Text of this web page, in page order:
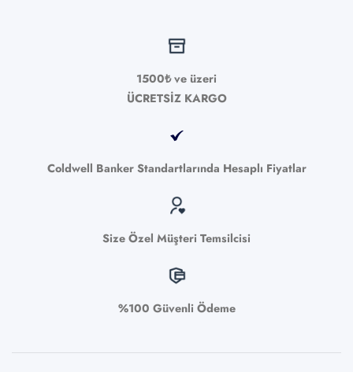
1500₺ ve üzeri
ÜCRETSİZ KARGO
Coldwell Banker Standartlarında Hesaplı Fiyatlar
Size Özel Müşteri Temsilcisi
%100 Güvenli Ödeme